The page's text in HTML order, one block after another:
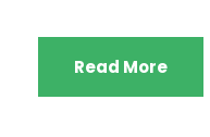
Read More